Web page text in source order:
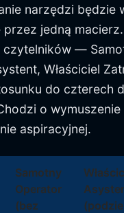
narzędzi będzie
jedną
—
Właściciel
do czterech
o
aspiracyjnej.
Samotny
Operator
(bez